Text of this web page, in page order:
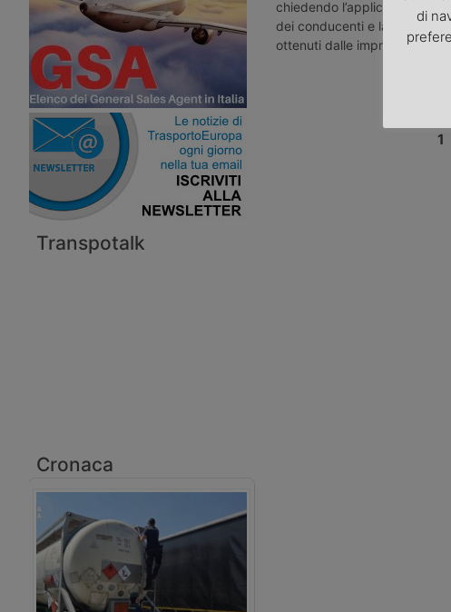
Transpotalk
Cronaca
chiedendo l’applicazione di
dei conducenti e la
ottenuti dalle imprese per le
1
di